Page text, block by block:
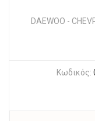
DAEWOO -
Κωδικός: